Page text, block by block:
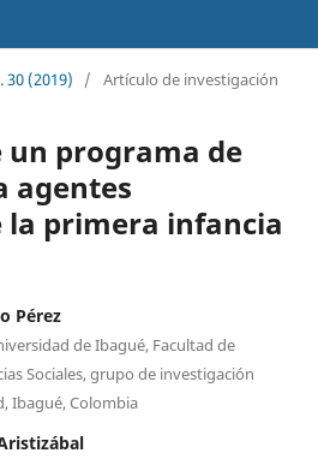
30 (2019) / Artículo de investigación
un programa de
agentes
la primera infancia
Pérez
de Ibagué, Facultad de
Sociales, grupo de investigación
Ibagué, Colombia